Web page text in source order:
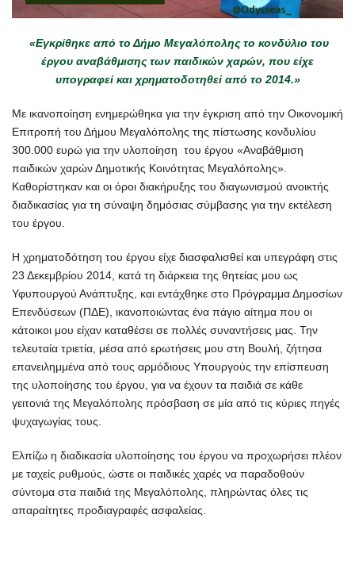
«Εγκρίθηκε από το Δήμο Μεγαλόπολης το κονδύλιο του
έργου αναβάθμισης των παιδικών χαρών, που είχε
υπογραφεί και χρηματοδοτηθεί από το 2014.»
Με ικανοποίηση ενημερώθηκα για την έγκριση από την Οικονομική
Επιτροπή του Δήμου Μεγαλόπολης της πίστωσης κονδυλίου
300.000 ευρώ για την υλοποίηση του έργου «Αναβάθμιση
παιδικών χαρών Δημοτικής Κοινότητας Μεγαλόπολης».
Καθορίστηκαν και οι όροι διακήρυξης του διαγωνισμού ανοικτής
διαδικασίας για τη σύναψη δημόσιας σύμβασης για την εκτέλεση
του έργου.
Η χρηματοδότηση του έργου είχε διασφαλισθεί και υπεγράφη στις
23 Δεκεμβρίου 2014, κατά τη διάρκεια της θητείας μου ως
Υφυπουργού Ανάπτυξης, και εντάχθηκε στο Πρόγραμμα Δημοσίων
Επενδύσεων (ΠΔΕ), ικανοποιώντας ένα πάγιο αίτημα που οι
κάτοικοι μου είχαν καταθέσει σε πολλές συναντήσεις μας. Την
τελευταία τριετία, μέσα από ερωτήσεις μου στη Βουλή, ζήτησα
επανειλημμένα από τους αρμόδιους Υπουργούς την επίσπευση
της υλοποίησης του έργου, για να έχουν τα παιδιά σε κάθε
γειτονιά της Μεγαλόπολης πρόσβαση σε μία από τις κύριες πηγές
ψυχαγωγίας τους.
Ελπίζω η διαδικασία υλοποίησης του έργου να προχωρήσει πλέον
με ταχείς ρυθμούς, ώστε οι παιδικές χαρές να παραδοθούν
σύντομα στα παιδιά της Μεγαλόπολης, πληρώντας όλες τις
απαραίτητες προδιαγραφές ασφαλείας.